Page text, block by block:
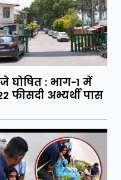
घोषित : भाग-1 में
फीसदी अभ्यर्थी पास